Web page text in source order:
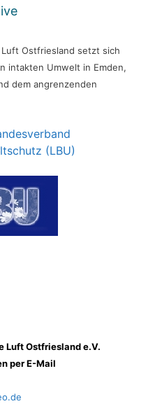
Ostfriesland setzt sich
intakten Umwelt in Emden,
dem angrenzenden
(LBU)
Luft Ostfriesland e.V.
per E-Mail